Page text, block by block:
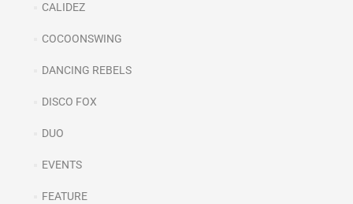
CALIDEZ
COCOONSWING
DANCING REBELS
DISCO FOX
DUO
EVENTS
FEATURE